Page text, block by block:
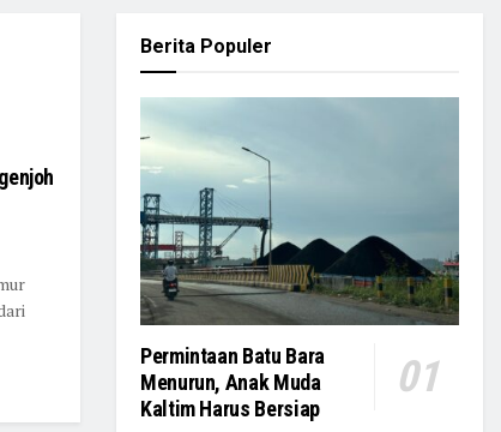
Berita Populer
Permintaan Batu Bara
Menurun, Anak Muda
Kaltim Harus Bersiap